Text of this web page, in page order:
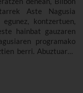
Aste Nagusia
kontzertuen,
hainbat gauzaren
programako
berri. Abuztuaren